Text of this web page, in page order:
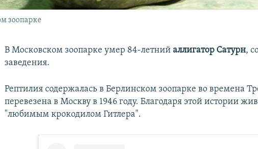
зоопарке
В Московском зоопарке умер 84-летний аллигатор Сатурн,
заведения.
Рептилия содержалась в Берлинском зоопарке во времена
перевезена в Москву в 1946 году. Благодаря этой истории
"любимым крокодилом Гитлера".